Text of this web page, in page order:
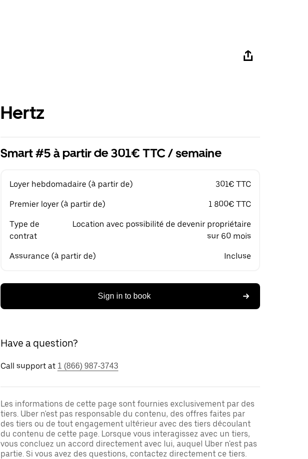
Hertz
Smart #5 à partir de 301€ TTC / semaine
Loyer hebdomadaire (à partir de) 301€ TTC
Premier loyer (à partir de) 1 800€ TTC
Type de
contrat
Location avec possibilité de devenir propriétaire
sur 60 mois
Assurance (à partir de) Incluse
Sign in to book
Have a question?
Call support at 1 (866) 987-3743
Les informations de cette page sont fournies exclusivement par des
tiers. Uber n'est pas responsable du contenu, des offres faites par
des tiers ou de tout engagement ultérieur avec des tiers découlant
du contenu de cette page. Lorsque vous interagissez avec un tiers,
vous concluez un accord directement avec lui, auquel Uber n'est pas
partie. Si vous avez des questions, contactez directement ce tiers.